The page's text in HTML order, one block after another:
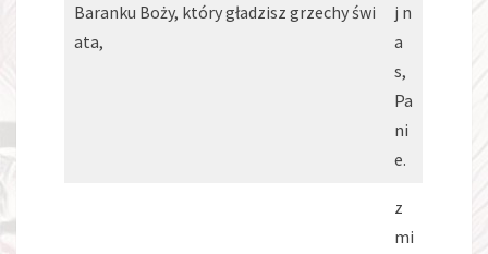
Baranku Boży, który gładzisz grzechy świ
ata,
j n
a
s,
Pa
ni
e.
z
mi